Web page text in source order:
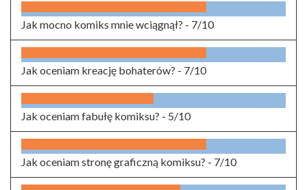
Jak mocno komiks mnie wciągnął? - 7/10
Jak oceniam kreację bohaterów? - 7/10
Jak oceniam fabułę komiksu? - 5/10
Jak oceniam stronę graficzną komiksu? - 7/10